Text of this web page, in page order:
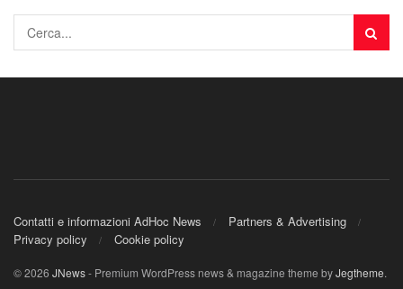
Contatti e informazioni AdHoc News
Partners & Advertising
Privacy policy
Cookie policy
© 2026 JNews- Premium WordPress news & magazine theme byJegtheme.